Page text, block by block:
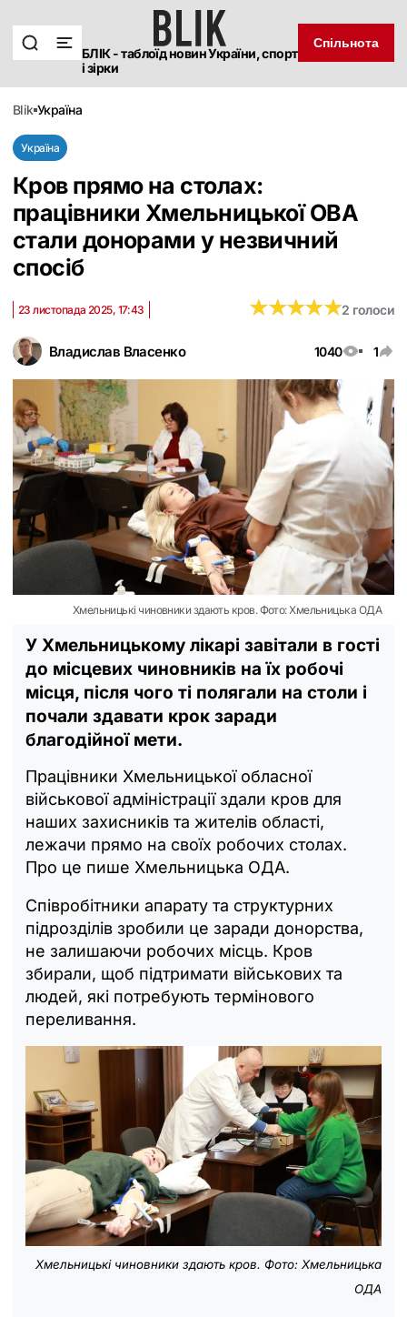
БЛІК - таблоїд новин України, спорт
і зірки
Спільнота
blik україна
Україна
Кров прямо на столах:
працівники Хмельницької ОВА
стали донорами у незвичний
спосіб
Владислав Власенко 1040 1
23 листопада 2025, 17:43 ★★★★★
★★★★★2 голоси
Хмельницькі чиновники здають кров. Фото: Хмельницька ОДА
У Хмельницькому лікарі завітали в гості
до місцевих чиновників на їх робочі
місця, після чого ті полягали на столи і
почали здавати крок заради
благодійної мети.
Працівники Хмельницької обласної
військової адміністрації здали кров для
наших захисників та жителів області,
лежачи прямо на своїх робочих столах.
Про це пише Хмельницька ОДА.
Співробітники апарату та структурних
підрозділів зробили це заради донорства,
не залишаючи робочих місць. Кров
збирали, щоб підтримати військових та
людей, які потребують термінового
переливання.
Хмельницькі чиновники здають кров. Фото: Хмельницька
ОДА